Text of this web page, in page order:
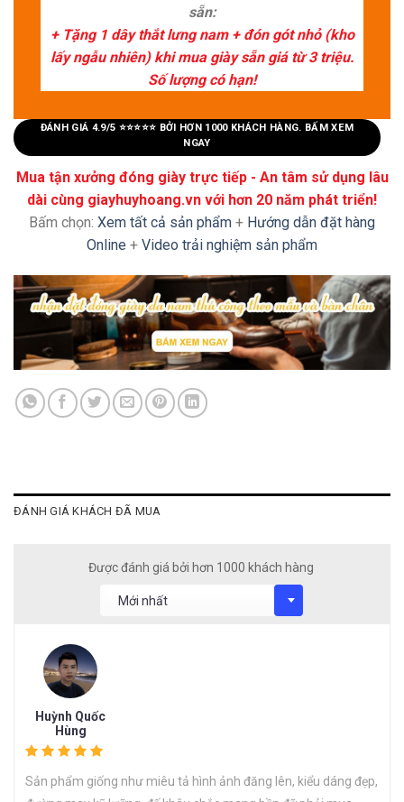
sẵn:
+ Tặng 1 dây thắt lưng nam + đón gót nhỏ (kho
lấy ngẫu nhiên) khi mua giày sẵn giá từ 3 triệu.
Số lượng có hạn!
ĐÁNH GIÁ 4.9/5 ⭐⭐⭐⭐⭐ BỞI HƠN 1000 KHÁCH HÀNG. BẤM XEM
NGAY
Mua tận xưởng đóng giày trực tiếp - An tâm sử dụng lâu
dài cùng giayhuyhoang.vn với hơn 20 năm phát triển!
Bấm chọn: Xem tất cả sản phẩm + Hướng dẫn đặt hàng
Online + Video trải nghiệm sản phẩm
ĐÁNH GIÁ KHÁCH ĐÃ MUA
Được đánh giá bởi hơn 1000 khách hàng
Huỳnh Quốc
Hùng
Sản phẩm giống như miêu tả hình ảnh đăng lên, kiểu dáng đẹp,